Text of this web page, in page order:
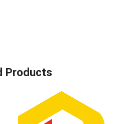
Products